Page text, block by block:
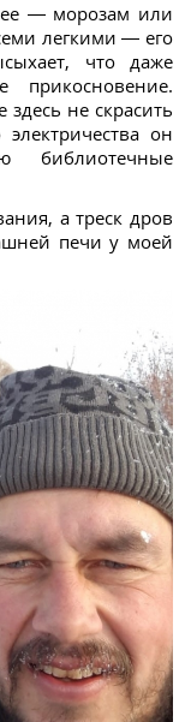
— морозам или
легкими — его
что даже
прикосновение.
не скрасить
он
библиотечные
а треск дров
печи у моей